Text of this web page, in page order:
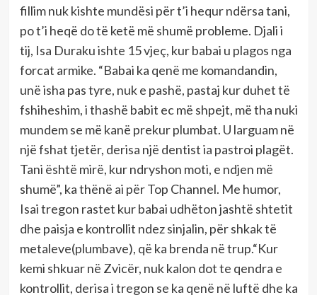
fillim nuk kishte mundësi për t’i hequr ndërsa tani,
po t’i heqë do të ketë më shumë probleme. Djali i
tij, Isa Duraku ishte 15 vjeç, kur babai u plagos nga
forcat armike. “Babai ka qenë me komandandin,
unë isha pas tyre, nuk e pashë, pastaj kur duhet të
fshiheshim, i thashë babit ec më shpejt, më tha nuki
mundem se më kanë prekur plumbat. U larguam në
një fshat tjetër, derisa një dentist ia pastroi plagët.
Tani është mirë, kur ndryshon moti, e ndjen më
shumë”, ka thënë ai për Top Channel. Me humor,
Isai tregon rastet kur babai udhëton jashtë shtetit
dhe paisja e kontrollit ndez sinjalin, për shkak të
metaleve(plumbave), që ka brenda në trup.“Kur
kemi shkuar në Zvicër, nuk kalon dot te qendra e
kontrollit, derisa i tregon se ka qenë në luftë dhe ka